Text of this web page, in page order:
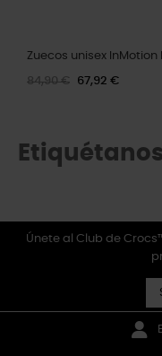
Zuecos unisex InMotion
84,90 € 67,92 €
Únete al Club de